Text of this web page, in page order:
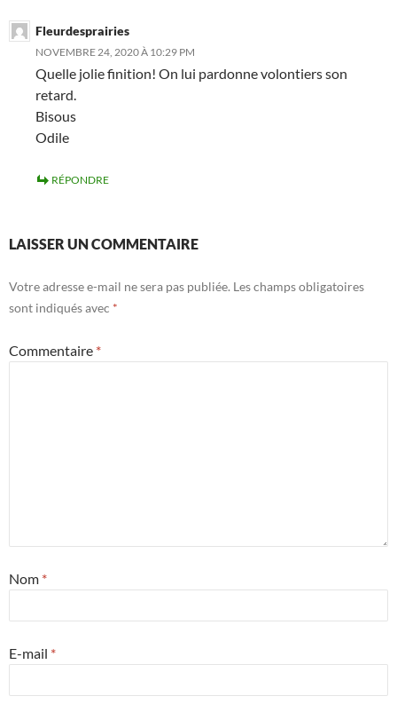
Fleurdesprairies
NOVEMBRE 24, 2020 À 10:29 PM
Quelle jolie finition! On lui pardonne volontiers son
retard.
Bisous
Odile
RÉPONDRE
LAISSER UN COMMENTAIRE
Votre adresse e-mail ne sera pas publiée. Les champs obligatoires
sont indiqués avec *
Commentaire *
Nom *
E-mail *